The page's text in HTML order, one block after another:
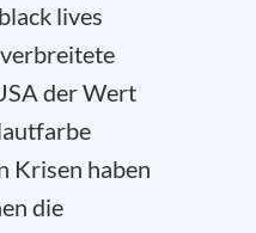
lives
der Wert
Krisen haben
die